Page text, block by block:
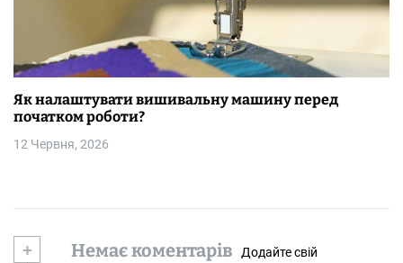
Як налаштувати вишивальну машину перед
початком роботи?
12 Червня, 2026
+ Немає коментарів Додайте свій